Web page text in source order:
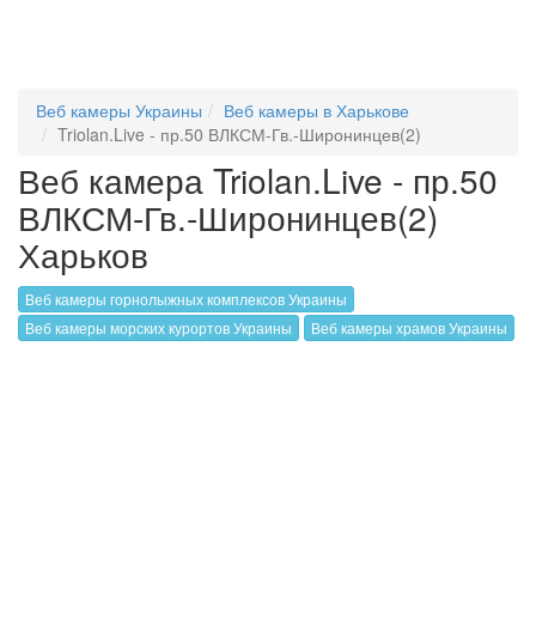
Веб камеры Украины
Веб камеры в Харькове
Triolan.Live - пр.50 ВЛКСМ-Гв.-Широнинцев(2)
Веб камера Triolan.Live - пр.50
ВЛКСМ-Гв.-Широнинцев(2)
Харьков
Веб камеры горнолыжных комплексов Украины
Веб камеры морских курортов Украины
Веб камеры храмов Украины